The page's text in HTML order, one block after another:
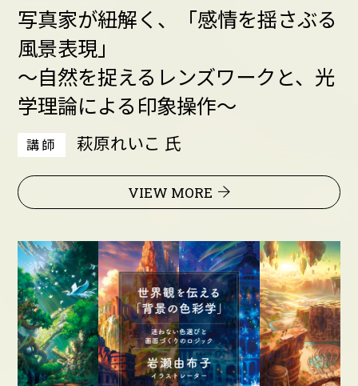
写真家が紐解く、「感情を揺さぶる
風景表現」
～自然を捉えるレンズワークと、光
学理論による印象操作～
講師 萩原れいこ 氏
VIEW MORE